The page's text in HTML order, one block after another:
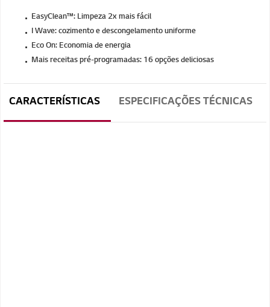
EasyClean™: Limpeza 2x mais fácil
I Wave: cozimento e descongelamento uniforme
Eco On: Economia de energia
Mais receitas pré-programadas: 16 opções deliciosas
CARACTERÍSTICAS ESPECIFICAÇÕES TÉCNICAS